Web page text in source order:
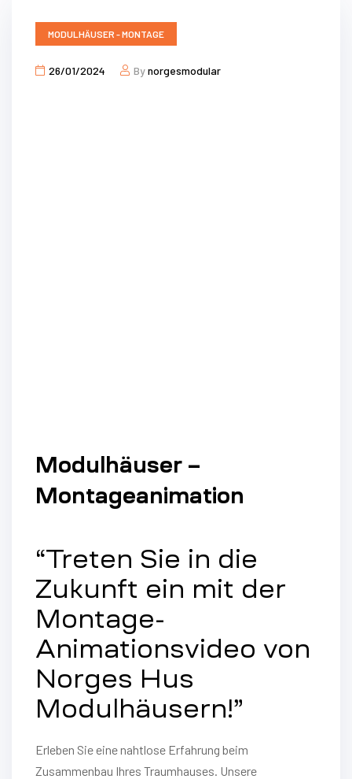
MODULHÄUSER - MONTAGE
26/01/2024 Bynorgesmodular
Modulhäuser –
Montageanimation
“Treten Sie in die
Zukunft ein mit der
Montage-
Animationsvideo von
Norges Hus
Modulhäusern!”
Erleben Sie eine nahtlose Erfahrung beim
Zusammenbau Ihres Traumhauses. Unsere